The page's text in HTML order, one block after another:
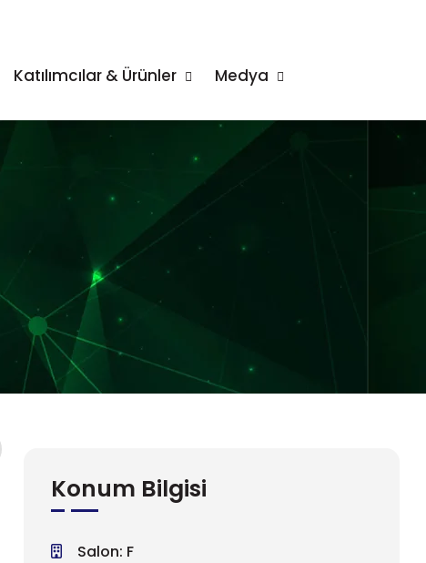
Katılımcılar & Ürünler Medya
Konum Bilgisi
Salon: F